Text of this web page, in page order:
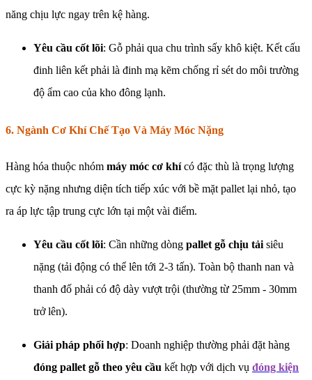
năng chịu lực ngay trên kệ hàng.
Yêu cầu cốt lõi: Gỗ phải qua chu trình sấy khô kiệt. Kết cấu
đinh liên kết phải là đinh mạ kẽm chống rỉ sét do môi trường
độ ẩm cao của kho đông lạnh.
6. Ngành Cơ Khí Chế Tạo Và Máy Móc Nặng
Hàng hóa thuộc nhóm máy móc cơ khícó đặc thù là trọng lượng
cực kỳ nặng nhưng diện tích tiếp xúc với bề mặt pallet lại nhỏ, tạo
ra áp lực tập trung cực lớn tại một vài điểm.
Yêu cầu cốt lõi: Cần những dòng pallet gỗ chịu tải siêu
nặng (tải động có thể lên tới 2-3 tấn). Toàn bộ thanh nan và
thanh đố phải có độ dày vượt trội (thường từ 25mm - 30mm
trở lên).
Giải pháp phối hợp: Doanh nghiệp thường phải đặt hàng
đóng pallet gỗ theo yêu cầu kết hợp với dịch vụ đóng kiện